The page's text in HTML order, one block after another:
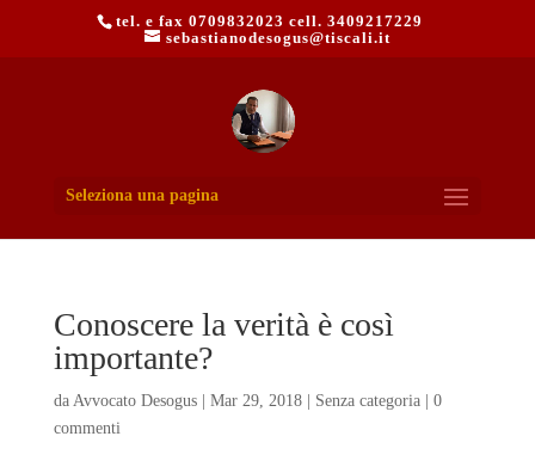
tel. e fax 0709832023 cell. 3409217229
sebastianodesogus@tiscali.it
Seleziona una pagina
Conoscere la verità è così
importante?
da Avvocato Desogus| Mar 29, 2018| Senza categoria| 0
commenti